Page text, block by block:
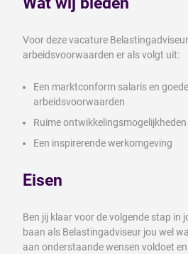
Voor deze vacature
arbeidsvoorwaarden er als volgt uit:
Een marktconform salaris en
arbeidsvoorwaarden
Ruime ontwikkelingsmogelijkheden
Een inspirerende werkomgeving
Eisen
Ben jij klaar voor de volgende stap in
baan als Belastingadviseur jou wel
aan onderstaande wensen voldoet